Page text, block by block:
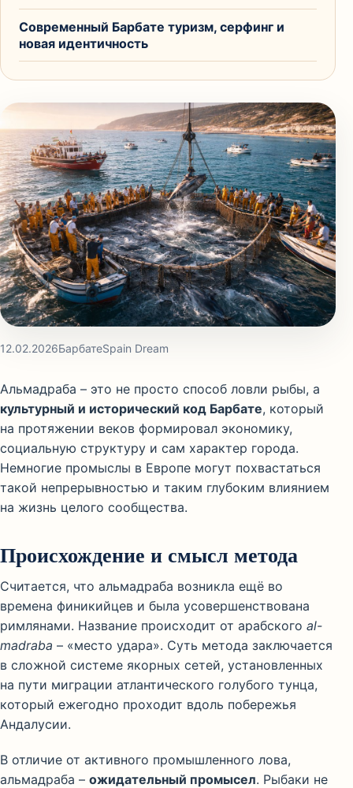
12.02.2026БарбатеSpain Dream
Альмадраба – это не просто способ ловли рыбы, а
культурный и исторический код Барбате, который
на протяжении веков формировал экономику,
социальную структуру и сам характер города.
Немногие промыслы в Европе могут похвастаться
такой непрерывностью и таким глубоким влиянием
на жизнь целого сообщества.
Происхождение и смысл метода
Считается, что альмадраба возникла ещё во
времена финикийцев и была усовершенствована
римлянами. Название происходит от арабского al-
madraba – «место удара». Суть метода заключается
в сложной системе якорных сетей, установленных
на пути миграции атлантического голубого тунца,
который ежегодно проходит вдоль побережья
Андалусии.
В отличие от активного промышленного лова,
альмадраба – ожидательный промысел. Рыбаки не
Современный Барбате туризм, серфинг и
новая идентичность